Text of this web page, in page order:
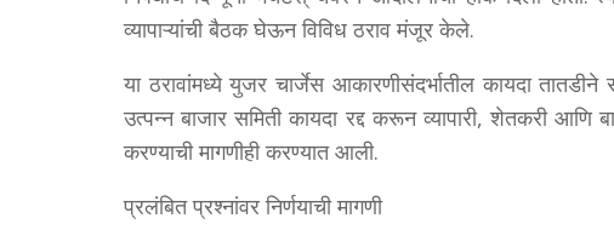
व्यापाऱ्यांची बैठक घेऊन विविध ठराव मंजूर केले.
या ठरावांमध्ये युजर चार्जेस आकारणीसंदर्भातील कायदा
उत्पन्न बाजार समिती कायदा रद्द करून व्यापारी, शेतकरी आणि
करण्याची मागणीही करण्यात आली.
प्रलंबित प्रश्नांवर निर्णयाची मागणी